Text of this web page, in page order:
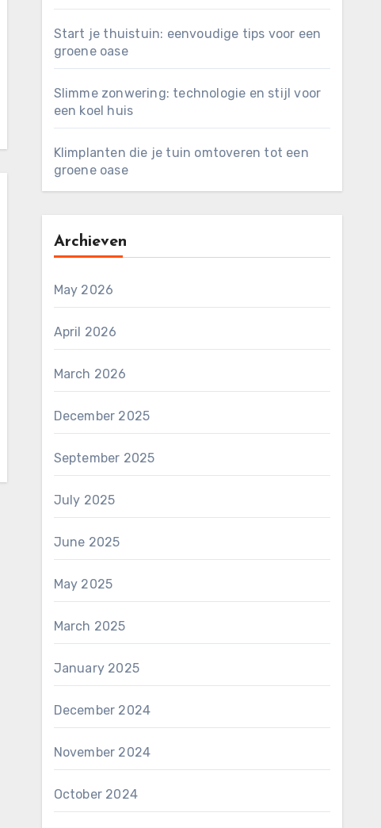
Start je thuistuin: eenvoudige tips voor een
groene oase
Slimme zonwering: technologie en stijl voor
een koel huis
Klimplanten die je tuin omtoveren tot een
groene oase
Archieven
May 2026
April 2026
March 2026
December 2025
September 2025
July 2025
June 2025
May 2025
March 2025
January 2025
December 2024
November 2024
October 2024